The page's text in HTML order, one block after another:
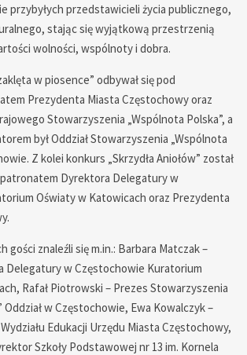
przybyłych przedstawicieli życia publicznego,
stając się wyjątkową przestrzenią
wolności, wspólnoty i dobra.
w piosence” odbywał się pod
Prezydenta Miasta Częstochowy oraz
Stowarzyszenia „Wspólnota Polska”, a
był Oddział Stowarzyszenia „Wspólnota
Z kolei konkurs „Skrzydła Aniołów” został
Dyrektora Delegatury w
Oświaty w Katowicach oraz Prezydenta
gości znaleźli się m.in.: Barbara Matczak –
Delegatury w Częstochowie Kuratorium
Rafał Piotrowski – Prezes Stowarzyszenia
Oddział w Częstochowie, Ewa Kowalczyk –
Edukacji Urzędu Miasta Częstochowy,
Szkoły Podstawowej nr 13 im. Kornela